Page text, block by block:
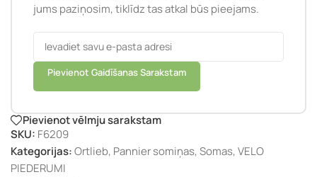
jums paziņosim, tiklīdz tas atkal būs pieejams.
Pievienot Gaidīšanas Sarakstam
Pievienot vēlmju sarakstam
SKU: F6209
Kategorijas:Ortlieb, Pannier somiņas,Somas,VELO
PIEDERUMI